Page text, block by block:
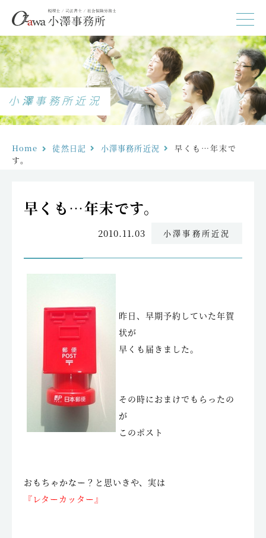
小澤事務所近況
Home 徒然日記 小澤事務所近況
早くも…年末で
す。
早くも…年末です。
2010.11.03 小澤事務所近況
昨日、早期予約していた年賀
状が
早くも届きました。
その時におまけでもらったの
が
このポスト
おもちゃかなー？と思いきや、実は
『レターカッター』